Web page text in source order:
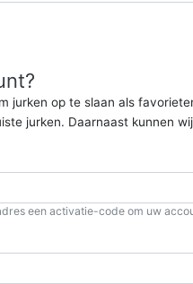
jurken op te slaan als
jurken. Daarnaast kunnen
een activatie-code om uw